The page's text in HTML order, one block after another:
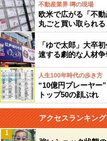
不動産業界 噂の現場
欧米で広がる「不
丸ごと買い取られる
「ゆで太郎」大卒
速する劇的な人材
人生100年時代の歩き方
“10億円プレーヤー
トップ50の顔ぶれ
アクセスランキング
1